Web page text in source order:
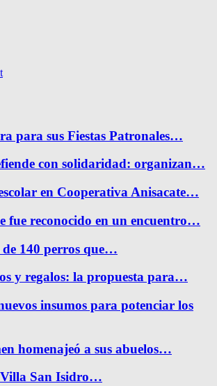
para sus Fiestas Patronales…
con solidaridad: organizan…
en Cooperativa Anisacate…
fue reconocido en un encuentro…
de 140 perros que…
y regalos: la propuesta para…
insumos para potenciar los
homenajeó a sus abuelos…
San Isidro…